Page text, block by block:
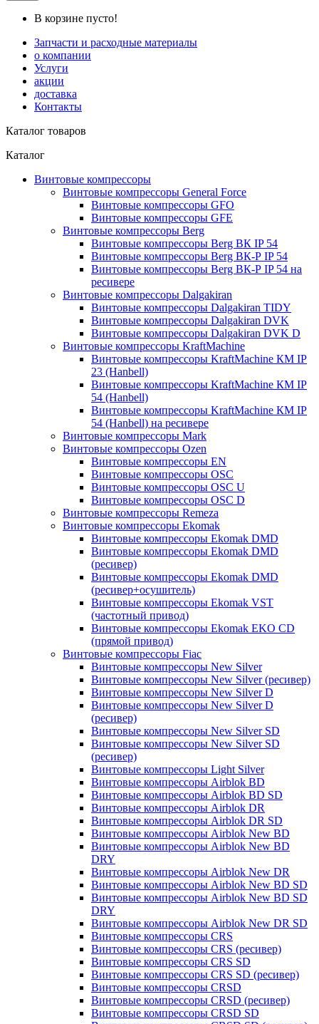
В корзине пусто!
Запчасти и расходные материалы
о компании
Услуги
акции
доставка
Контакты
Каталог товаров
Каталог
Винтовые компрессоры
Винтовые компрессоры General Force
Винтовые компрессоры GFO
Винтовые компрессоры GFE
Винтовые компрессоры Berg
Винтовые компрессоры Berg ВК IP 54
Винтовые компрессоры Berg ВК-Р IP 54
Винтовые компрессоры Berg ВК-Р IP 54 на
ресивере
Винтовые компрессоры Dalgakiran
Винтовые компрессоры Dalgakiran TIDY
Винтовые компрессоры Dalgakiran DVK
Винтовые компрессоры Dalgakiran DVK D
Винтовые компрессоры KraftMachine
Винтовые компрессоры KraftMachine КМ IP
23 (Hanbell)
Винтовые компрессоры KraftMachine КМ IP
54 (Hanbell)
Винтовые компрессоры KraftMachine КМ IP
54 (Hanbell) на ресивере
Винтовые компрессоры Mark
Винтовые компрессоры Ozen
Винтовые компрессоры EN
Винтовые компрессоры OSC
Винтовые компрессоры OSC U
Винтовые компрессоры OSC D
Винтовые компрессоры Remeza
Винтовые компрессоры Ekomak
Винтовые компрессоры Ekomak DMD
Винтовые компрессоры Ekomak DMD
(ресивер)
Винтовые компрессоры Ekomak DMD
(ресивер+осушитель)
Винтовые компрессоры Ekomak VST
(частотный привод)
Винтовые компрессоры Ekomak EKO CD
(прямой привод)
Винтовые компрессоры Fiac
Винтовые компрессоры New Silver
Винтовые компрессоры New Silver (ресивер)
Винтовые компрессоры New Silver D
Винтовые компрессоры New Silver D
(ресивер)
Винтовые компрессоры New Silver SD
Винтовые компрессоры New Silver SD
(ресивер)
Винтовые компрессоры Light Silver
Винтовые компрессоры Airblok BD
Винтовые компрессоры Airblok BD SD
Винтовые компрессоры Airblok DR
Винтовые компрессоры Airblok DR SD
Винтовые компрессоры Airblok New BD
Винтовые компрессоры Airblok New BD
DRY
Винтовые компрессоры Airblok New DR
Винтовые компрессоры Airblok New BD SD
Винтовые компрессоры Airblok New BD SD
DRY
Винтовые компрессоры Airblok New DR SD
Винтовые компрессоры CRS
Винтовые компрессоры CRS (ресивер)
Винтовые компрессоры CRS SD
Винтовые компрессоры CRS SD (ресивер)
Винтовые компрессоры CRSD
Винтовые компрессоры CRSD (ресивер)
Винтовые компрессоры CRSD SD